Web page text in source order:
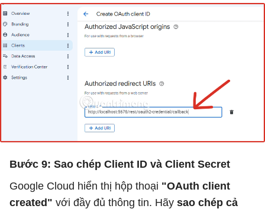
Bước 9: Sao chép Client ID và Client Secret
Google Cloud hiển thị hộp thoại "OAuth client
created" với đầy đủ thông tin. Hãy sao chép cả